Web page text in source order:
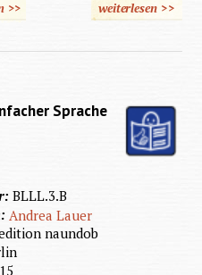
>> weiterlesen über Es
>>
Sprache
BLLL.3.B
Andrea Lauer
naundob